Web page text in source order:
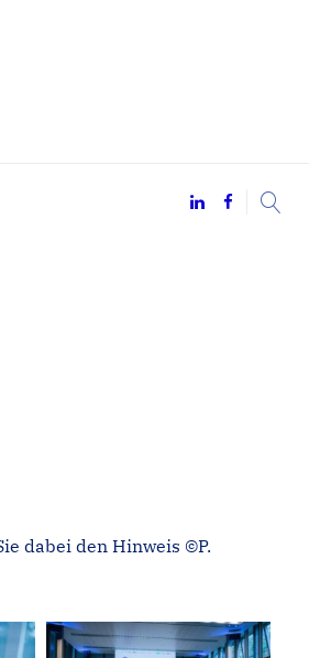
dabei den Hinweis ©P.